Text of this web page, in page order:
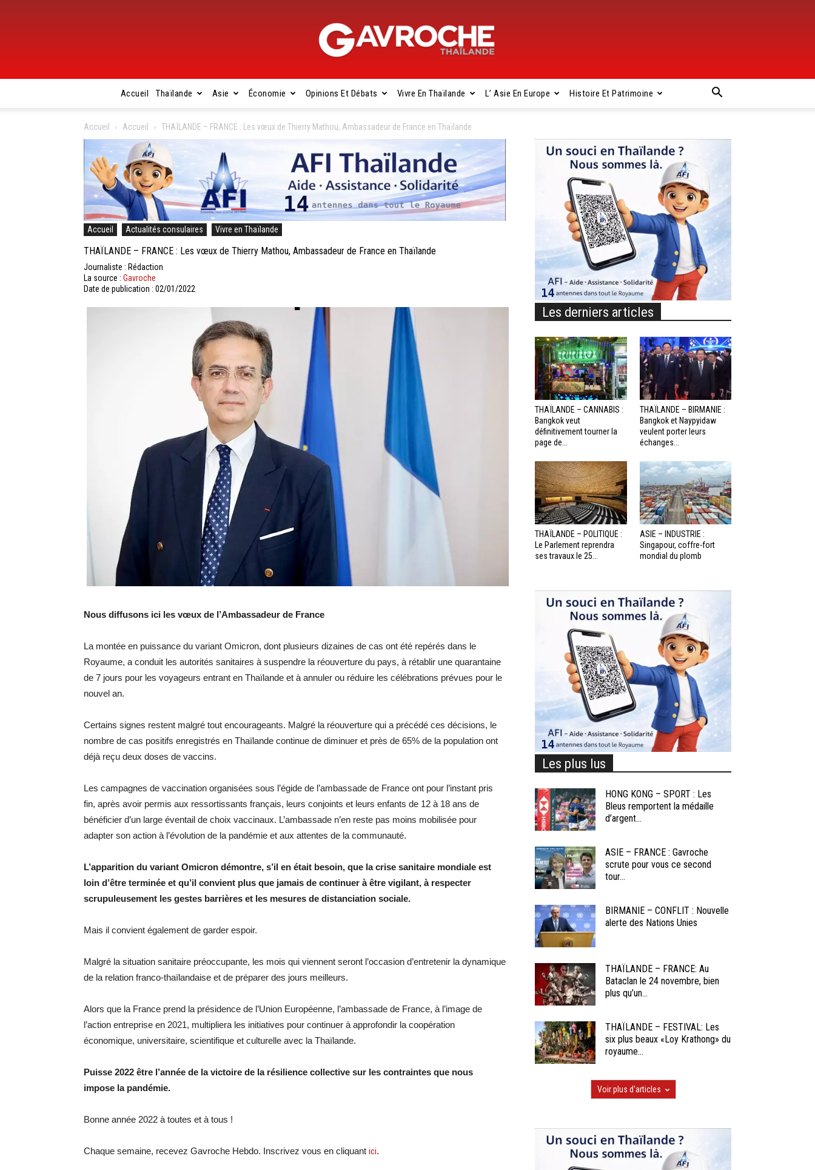
Gavroche
Thaïlande
Accueil Thaïlande Asie Économie Opinions Et Débats Vivre En Thaïlande L’ Asie En Europe Histoire Et Patrimoine
Accueil Accueil THAÏLANDE – FRANCE : Les vœux de Thierry Mathou, Ambassadeur de France en Thaïlande
Accueil Actualités consulaires Vivre en Thaïlande
THAÏLANDE – FRANCE : Les vœux de Thierry Mathou, Ambassadeur de France en Thaïlande
Journaliste : Rédaction
La source : Gavroche
Date de publication : 02/01/2022
Nous diffusons ici les vœux de l’Ambassadeur de France
La montée en puissance du variant Omicron, dont plusieurs dizaines de cas ont été repérés dans le
Royaume, a conduit les autorités sanitaires à suspendre la réouverture du pays, à rétablir une quarantaine
de 7 jours pour les voyageurs entrant en Thaïlande et à annuler ou réduire les célébrations prévues pour le
nouvel an.
Certains signes restent malgré tout encourageants. Malgré la réouverture qui a précédé ces décisions, le
nombre de cas positifs enregistrés en Thaïlande continue de diminuer et près de 65% de la population ont
déjà reçu deux doses de vaccins.
Les campagnes de vaccination organisées sous l’égide de l’ambassade de France ont pour l’instant pris
fin, après avoir permis aux ressortissants français, leurs conjoints et leurs enfants de 12 à 18 ans de
bénéficier d’un large éventail de choix vaccinaux. L’ambassade n’en reste pas moins mobilisée pour
adapter son action à l’évolution de la pandémie et aux attentes de la communauté.
L’apparition du variant Omicron démontre, s’il en était besoin, que la crise sanitaire mondiale est
loin d’être terminée et qu’il convient plus que jamais de continuer à être vigilant, à respecter
scrupuleusement les gestes barrières et les mesures de distanciation sociale.
Mais il convient également de garder espoir.
Malgré la situation sanitaire préoccupante, les mois qui viennent seront l’occasion d’entretenir la dynamique
de la relation franco-thaïlandaise et de préparer des jours meilleurs.
Alors que la France prend la présidence de l’Union Européenne, l’ambassade de France, à l’image de
l’action entreprise en 2021, multipliera les initiatives pour continuer à approfondir la coopération
économique, universitaire, scientifique et culturelle avec la Thaïlande.
Puisse 2022 être l’année de la victoire de la résilience collective sur les contraintes que nous
impose la pandémie.
Bonne année 2022 à toutes et à tous !
Chaque semaine, recevez Gavroche Hebdo. Inscrivez vous en cliquant ici.
Les derniers articles
THAÏLANDE – CANNABIS :
Bangkok veut
définitivement tourner la
page de...
THAÏLANDE – BIRMANIE :
Bangkok et Naypyidaw
veulent porter leurs
échanges...
THAÏLANDE – POLITIQUE :
Le Parlement reprendra
ses travaux le 25...
ASIE – INDUSTRIE :
Singapour, coffre-fort
mondial du plomb
Les plus lus
HONG KONG – SPORT : Les
Bleus remportent la médaille
d’argent...
ASIE – FRANCE : Gavroche
scrute pour vous ce second
tour...
BIRMANIE – CONFLIT : Nouvelle
alerte des Nations Unies
THAÏLANDE – FRANCE: Au
Bataclan le 24 novembre, bien
plus qu’un...
THAÏLANDE – FESTIVAL: Les
six plus beaux «Loy Krathong» du
royaume...
Voir plus d'articles